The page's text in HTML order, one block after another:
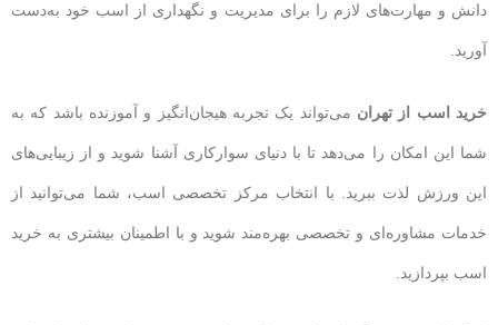
دانش و مهارت‌های لازم را برای مدیریت و نگهداری از اسب خود به‌دست
آورید.
خرید اسب از تهران می‌تواند یک تجربه هیجان‌انگیز و آموزنده باشد که به
شما این امکان را می‌دهد تا با دنیای سوارکاری آشنا شوید و از زیبایی‌های
این ورزش لذت ببرید. با انتخاب مرکز تخصصی اسب، شما می‌توانید از
خدمات مشاوره‌ای و تخصصی بهره‌مند شوید و با اطمینان بیشتری به خرید
اسب بپردازید.